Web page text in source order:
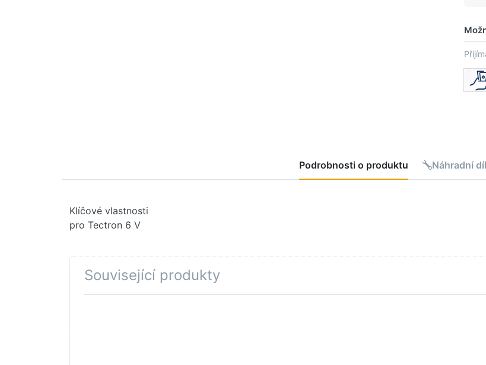
Podrobnosti o produktu Náhradní
Klíčové vlastnosti
pro Tectron 6 V
Související produkty